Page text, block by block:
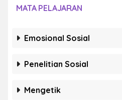
MATA PELAJARAN
Emosional Sosial
Penelitian Sosial
Mengetik